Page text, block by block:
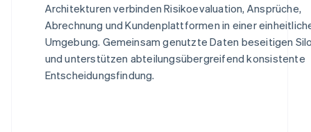
Architekturen verbinden Risikoevaluation, Ansprüche,
Abrechnung und Kundenplattformen in einer
Umgebung. Gemeinsam genutzte Daten beseitigen
und unterstützen abteilungsübergreifend konsistente
Entscheidungsfindung.